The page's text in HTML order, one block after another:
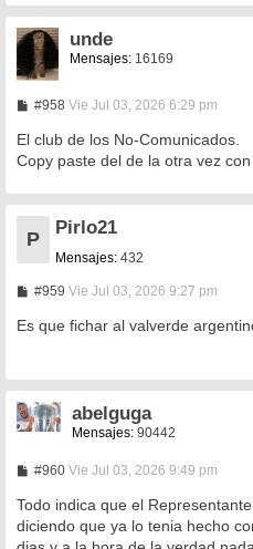
unde
Mensajes:16169
#958M
n
a
e
Vie Jul 03, 2026 6:29 pm
El club de los No-Comunicados.
Copy paste del de la otra vez
P
Pirlo21
Mensajes: 432
#959M
n
e
Vie Jul 03, 2026 9:27 pm
Es que fichar al valverde
abelguga
Mensajes: 90442
#960M
n
a
Vie Jul 03, 2026 9:49 pm
Todo indica que el
diciendo que ya lo tenia hecho